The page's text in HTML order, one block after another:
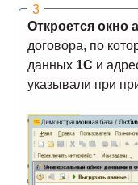
Откроется окно
договора, по
данных 1С и
указывали при